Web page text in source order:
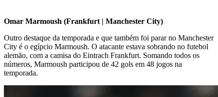
Omar Marmoush (Frankfurt | Manchester City)
Outro destaque da temporada e que também foi parar no Manchester
City é o egípcio Marmoush. O atacante estava sobrando no futebol
alemão, com a camisa do Eintrach Frankfurt. Somando todos os
números, Marmoush participou de 42 gols em 48 jogos na
temporada.